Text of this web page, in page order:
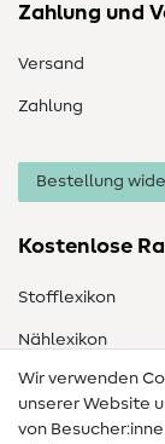
Zahlung und
Versand
Zahlung
Bestellung
Kostenlose
Stofflexikon
Nählexikon
Nähanleitungen
Hilfe &
Wir verwenden
unserer Website
von